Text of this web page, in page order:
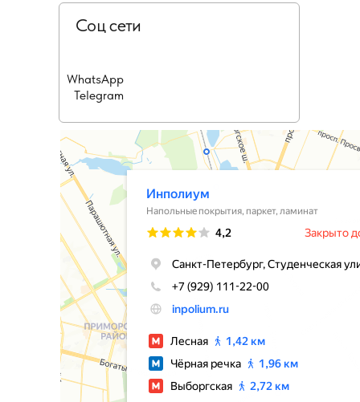
Соц сети
WhatsApp
Telegram